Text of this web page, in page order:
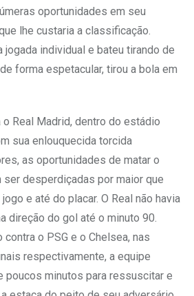
oportunidades em seu
lhe custaria a classificação.
individual e bateu tirando de
forma espetacular, tirou a bola em
o Real Madrid, dentro do estádio
sua enlouquecida torcida
as oportunidades de matar o
ser desperdiçadas por maior que
e até do placar. O Real não havia
direção do gol até o minuto 90.
contra o PSG e o Chelsea, nas
respectivamente, a equipe
poucos minutos para ressuscitar e